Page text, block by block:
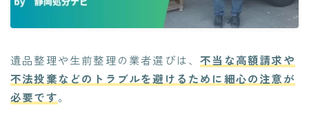
遺品整理や生前整理の業者選びは、不当な高額請求や
不法投棄などのトラブルを避けるために細心の注意が
必要です。